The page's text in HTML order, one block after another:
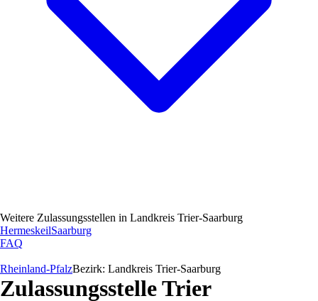
Weitere Zulassungsstellen in Landkreis Trier-Saarburg
HermeskeilSaarburg
FAQ
Rheinland-PfalzBezirk: Landkreis Trier-Saarburg
ZulassungsstelleTrier